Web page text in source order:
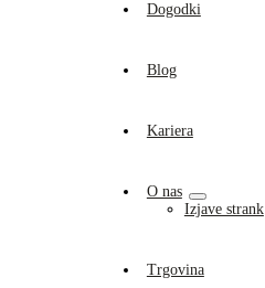
Dogodki
Blog
Kariera
O nas
Izjave strank
Trgovina